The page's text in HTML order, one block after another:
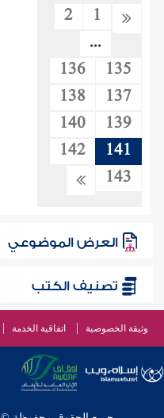
1
2
...
135
136
137
138
139
140
141
142
143
العرض الموضوعي
تصنيف الكتب
وثيقة الخصوصية اتفاقية الخدمة